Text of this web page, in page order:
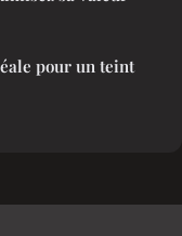
pour un teint